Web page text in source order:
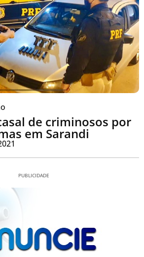
de criminosos por
em Sarandi
PUBLICIDADE